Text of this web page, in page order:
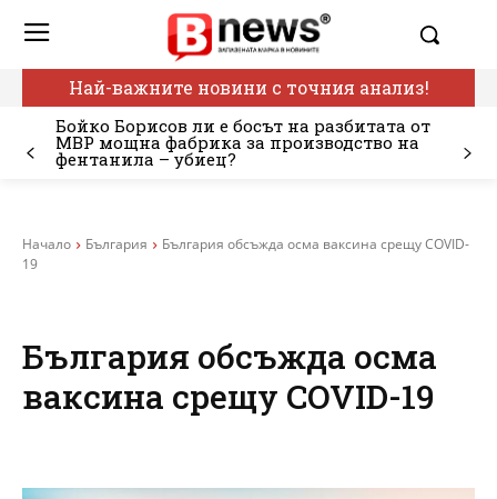
Най-важните новини с точния анализ!
Бойко Борисов ли е босът на разбитата от
МВР мощна фабрика за производство на
фентанила – убиец?
Начало България
България обсъжда осма ваксина срещу COVID-
19
България обсъжда осма
ваксина срещу COVID-19